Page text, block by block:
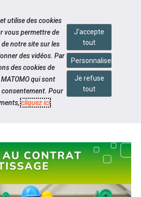
DES AIDES DE L'ÉTAT
utilise des cookies
vous permettre de
notre site sur les
des vidéos. Par
des cookies de
qui sont
consentement. Pour
cliquez ici.
J'accepte
tout
Personnaliser
Je refuse
tout